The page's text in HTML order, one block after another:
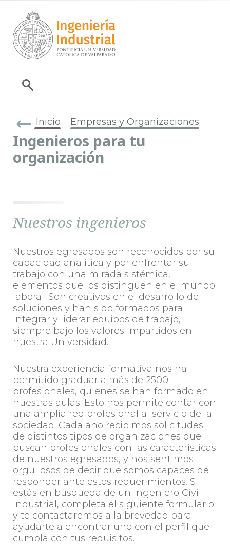
Inicio Empresas y Organizaciones
Ingenieros para tu
organización
Nuestros ingenieros
Nuestros egresados son reconocidos por su
capacidad analítica y por enfrentar su
trabajo con una mirada sistémica,
elementos que los distinguen en el mundo
laboral. Son creativos en el desarrollo de
soluciones y han sido formados para
integrar y liderar equipos de trabajo,
siempre bajo los valores impartidos en
nuestra Universidad.
Nuestra experiencia formativa nos ha
permitido graduar a más de 2500
profesionales, quienes se han formado en
nuestras aulas. Esto nos permite contar con
una amplia red profesional al servicio de la
sociedad. Cada año recibimos solicitudes
de distintos tipos de organizaciones que
buscan profesionales con las características
de nuestros egresados, y nos sentimos
orgullosos de decir que somos capaces de
responder ante estos requerimientos. Si
estás en búsqueda de un Ingeniero Civil
Industrial, completa el siguiente formulario
y te contactaremos a la brevedad para
ayudarte a encontrar uno con el perfil que
cumpla con tus requisitos.